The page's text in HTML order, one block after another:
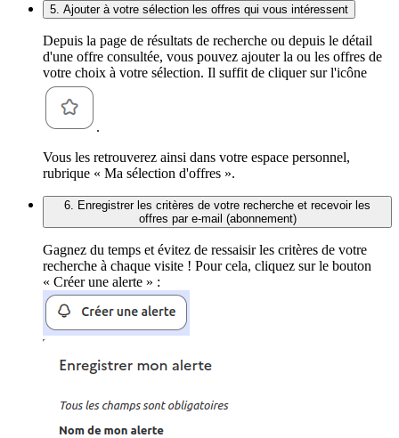
5. Ajouter à votre sélection les offres qui vous intéressent
Depuis la page de résultats de recherche ou depuis le détail
d'une offre consultée, vous pouvez ajouter la ou les offres de
votre choix à votre sélection. Il suffit de cliquer sur l'icône
.
Vous les retrouverez ainsi dans votre espace personnel,
rubrique « Ma sélection d'offres ».
6. Enregistrer les critères de votre recherche et recevoir les
offres par e-mail (abonnement)
Gagnez du temps et évitez de ressaisir les critères de votre
recherche à chaque visite ! Pour cela, cliquez sur le bouton
« Créer une alerte » :